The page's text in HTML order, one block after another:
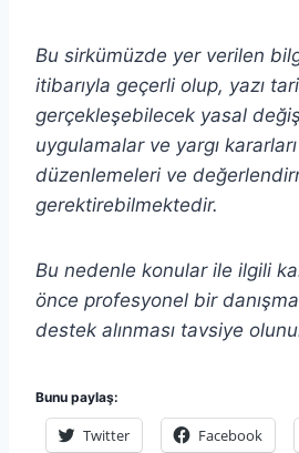
Bu sirkümüzde yer verilen
itibarıyla geçerli olup, yazı
gerçekleşebilecek yasal
uygulamalar ve yargı
düzenlemeleri ve
gerektirebilmektedir.
Bu nedenle konular ile ilgili
önce profesyonel bir
destek alınması tavsiye
Bunu paylaş:
Twitter Facebook